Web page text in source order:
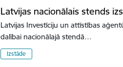
Latvijas nacionālais stends
Latvijas Investīciju un attīstības
dalībai nacionālajā stendā…
Izstāde